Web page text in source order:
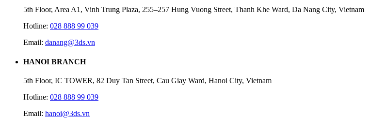
5th Floor, Area A1, Vinh Trung Plaza, 255–257 Hung Vuong Street, Thanh Khe Ward, Da Nang City, Vietnam
Hotline: 028 888 99 039
Email: danang@3ds.vn
HANOI BRANCH
5th Floor, IC TOWER, 82 Duy Tan Street, Cau Giay Ward, Hanoi City, Vietnam
Hotline: 028 888 99 039
Email: hanoi@3ds.vn